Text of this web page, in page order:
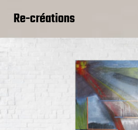
Re-créations